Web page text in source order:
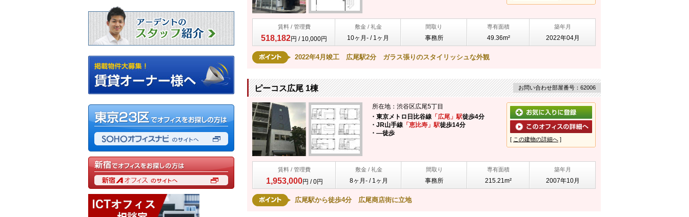
賃料 / 管理費 敷金 / 礼金 間取り 専有面積 築年月
518,182円 / 10,000円 10ヶ月- / 1ヶ月 事務所 49.36m² 2022年04月
2022年4月竣工 広尾駅2分 ガラス張りのスタイリッシュな外観
ピーコス広尾 1棟 お問い合わせ部屋番号：62006
所在地：渋谷区広尾5丁目
・東京メトロ日比谷線 「広尾」駅徒歩4分
・JR山手線 「恵比寿」駅徒歩14分
・―徒歩
[ この建物の詳細へ ]
賃料 / 管理費 敷金 / 礼金 間取り 専有面積 築年月
1,953,000円 / 0円 8ヶ月- / 1ヶ月 事務所 215.21m² 2007年10月
広尾駅から徒歩4分 広尾商店街に立地